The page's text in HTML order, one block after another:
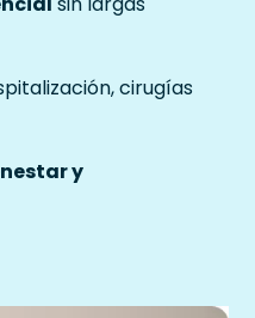
cirugías
y